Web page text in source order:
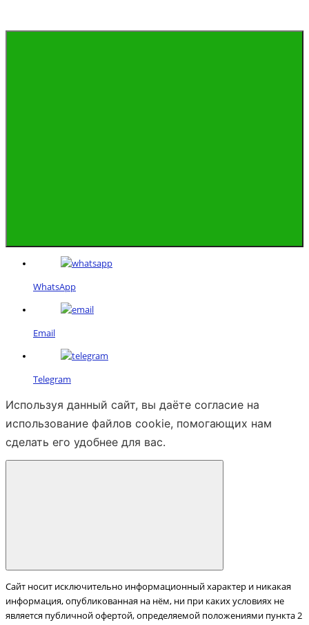
WhatsApp
Email
Telegram
Используя данный сайт, вы даёте согласие на
использование файлов cookie, помогающих нам
сделать его удобнее для вас.
Сайт носит исключительно информационный характер и никакая
информация, опубликованная на нём, ни при каких условиях не
является публичной офертой, определяемой положениями пункта 2